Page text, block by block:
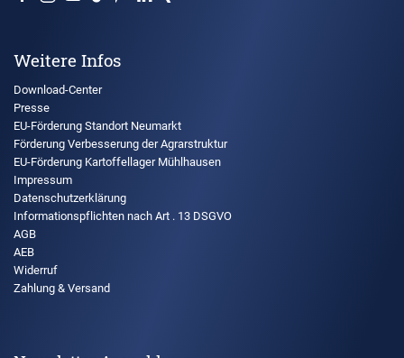
Weitere Infos
Download-Center
Presse
EU-Förderung Standort Neumarkt
Förderung Verbesserung der Agrarstruktur
EU-Förderung Kartoffellager Mühlhausen
Impressum
Datenschutzerklärung
Informationspflichten nach Art . 13 DSGVO
AGB
AEB
Widerruf
Zahlung & Versand